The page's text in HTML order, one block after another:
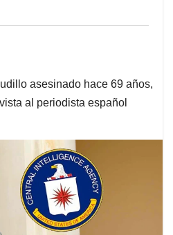
asesinado hace 69 años,
al periodista español